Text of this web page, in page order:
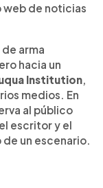
de noticias
arma
hacia un
Institution
medios. En
al público
escritor y el
un escenario.